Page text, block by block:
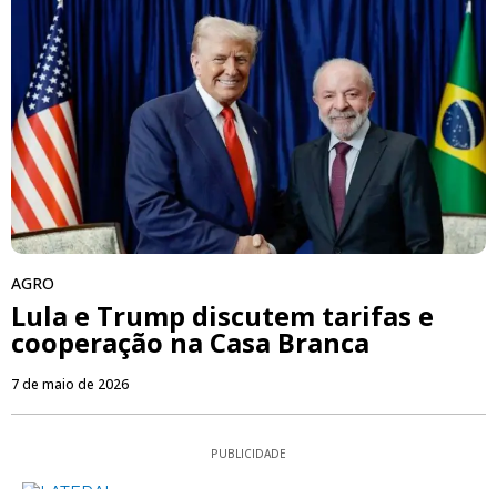
AGRO
Lula e Trump discutem tarifas e
cooperação na Casa Branca
7 de maio de 2026
PUBLICIDADE